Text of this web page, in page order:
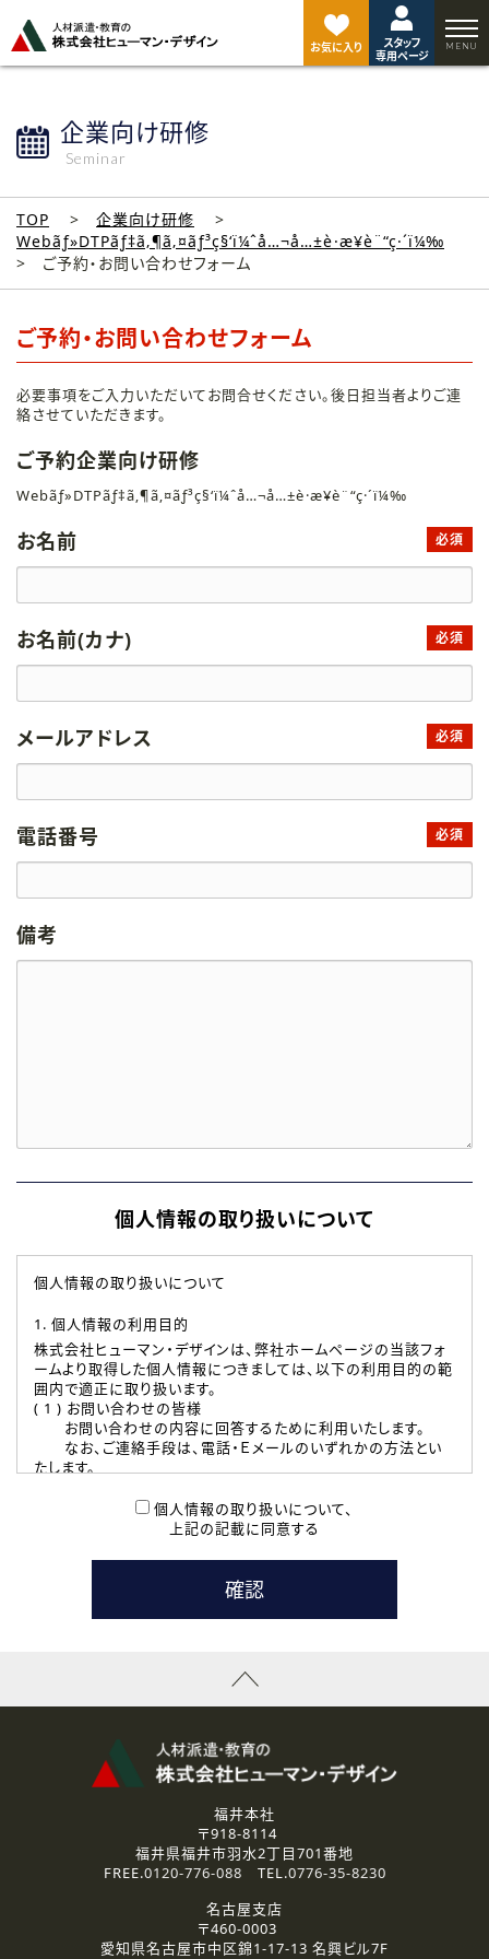
お気に入り
スタッフ
専用ページ
企業向け研修
Seminar
TOP
企業向け研修
Webãƒ»DTPãƒ‡ã‚¶ã‚¤ãƒ³ç§‘ï¼ˆå…¬å…±è·æ¥­è¨“ç·´ï¼‰
ご予約・お問い合わせフォーム
ご予約・お問い合わせフォーム
必要事項をご入力いただいてお問合せください。後日担当者よりご連
絡させていただきます。
ご予約企業向け研修
Webãƒ»DTPãƒ‡ã‚¶ã‚¤ãƒ³ç§‘ï¼ˆå…¬å…±è·æ¥­è¨“ç·´ï¼‰
お名前 必須
お名前(カナ) 必須
メールアドレス 必須
電話番号 必須
備考
個人情報の取り扱いについて
個人情報の取り扱いについて
1. 個人情報の利用目的
株式会社ヒューマン・デザインは、弊社ホームページの当該フォ
ームより取得した個人情報につきましては、以下の利用目的の範
囲内で適正に取り扱います。
( 1 ) お問い合わせの皆様
お問い合わせの内容に回答するために利用いたします。
なお、ご連絡手段は、電話・Ｅメールのいずれかの方法とい
たします。
本登録に関するご連絡および本登録時の参考情報として利
たします。
( 3 ) スタッフ派遣を検討されている企業の皆様
お問い合わせの内容に回答するために利用いたします。
なお、ご連絡手段は、電話・Ｅメールのいずれかの方法とい
資料送付、受講相談に関するご連絡のために利用いたしま
その他、お問い合わせの内容に回答するために利用いたし
なお、ご連絡手段は、電話・Ｅメールのいずれかの方法とい
2.個人情報の第三者提供
ご提供いただいた個人情報は、法令等の規定に従う場合を除き、
3.個人情報の取り扱いの委託
弊社の定める個人情報保護の評価基準を満たした委託先に、個
個人情報の取り扱いについて、
上記の記載に同意する
ジ
ト
福井本社
〒918-8114
福井県福井市羽水2丁目701番地
FREE.0120-776-088 TEL.0776-35-8230
名古屋支店
〒460-0003
愛知県名古屋市中区錦1-17-13 名興ビル7F